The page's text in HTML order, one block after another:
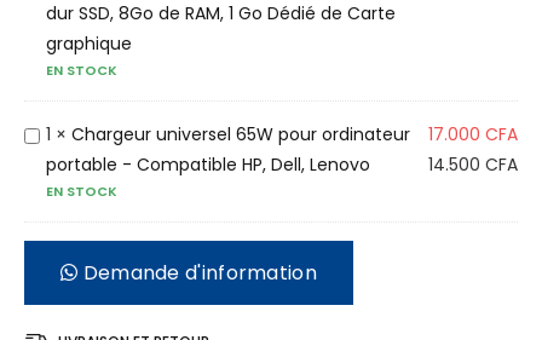
o
r
b
a
t
r
dur SSD, 8Go de RAM, 1 Go Dédié de Carte
graphique
EN STOCK
C
r
1 × Chargeur universel 65W pour ordinateur
portable - Compatible HP, Dell, Lenovo
EN STOCK
17.000 CFA
14.500 CFA
Demande d'information